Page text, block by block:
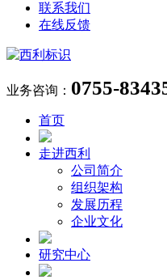
联系我们
在线反馈
业务咨询： 0755-
首页
走进西利
公司简介
组织架构
发展历程
企业文化
研究中心